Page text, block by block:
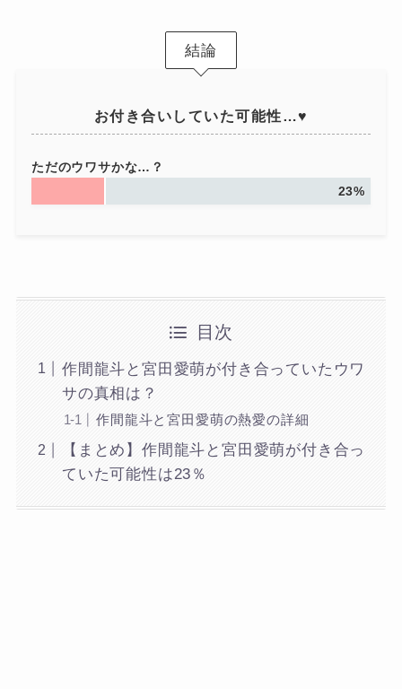
結論
お付き合いしていた可能性…♥
ただのウワサかな…？
23%
目次
作間龍斗と宮田愛萌が付き合っていたウワ
サの真相は？
作間龍斗と宮田愛萌の熱愛の詳細
【まとめ】作間龍斗と宮田愛萌が付き合っ
ていた可能性は23％